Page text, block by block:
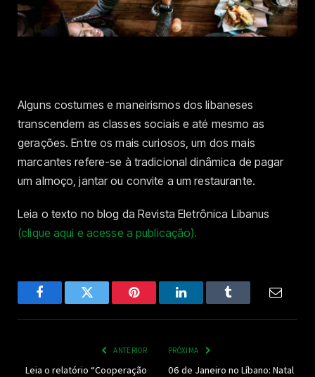
Alguns costumes e maneirismos dos libaneses
transcendem as classes sociais e até mesmo as
gerações. Entre os mais curiosos, um dos mais
marcantes refere-se à tradicional dinâmica de pagar
um almoço, jantar ou convite a um restaurante.
Leia o texto no blog da Revista Eletrônica Libanus
(clique aqui e acesse a publicação).
FacebookTwitter Pinterest LinkedInTumblr Email
ANTERIOR
Leia o relatório “Cooperação
PRÓXIMA
06 de Janeiro no Líbano: Natal